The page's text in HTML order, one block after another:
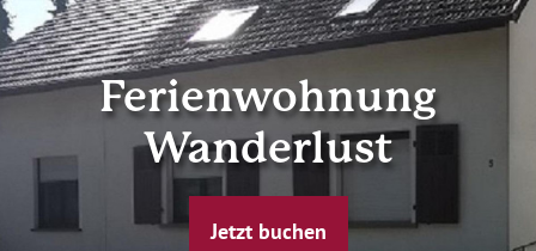
Ferienwohnung
Wanderlust
Jetzt buchen